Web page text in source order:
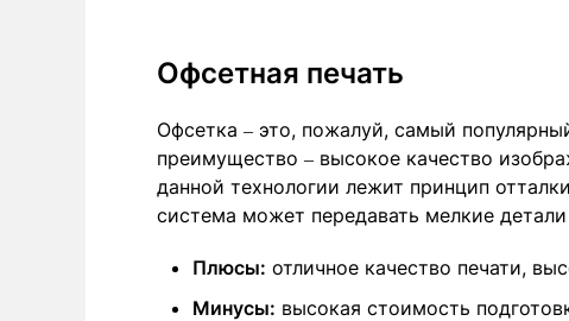
Офсетная печать
Офсетка – это, пожалуй, самый
преимущество – высокое качество
данной технологии лежит принцип
система может передавать мелкие
Плюсы: отличное качество печати,
Минусы: высокая стоимость